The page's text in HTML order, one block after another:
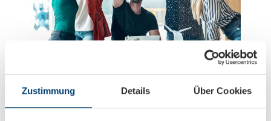
Zustimmung Details Über Cookies
Arbeiten bei net group